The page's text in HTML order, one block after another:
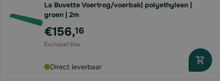
La Buvette Voertrog/voerbak| polyethyleen |
groen | 2m
€156,16
Direct leverbaar